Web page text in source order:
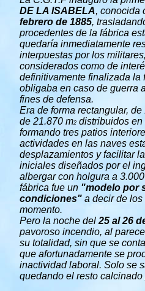
DE LA ISABELA, conocida
febrero de 1885,
procedentes de la fábrica
quedaría inmediatamente
interpuestas por los
considerados como de
definitivamente finalizada la
obligaba en caso de guerra
fines de defensa.
Era de forma rectangular,
de 21.870 m2 distribuidos
formando tres patios
actividades en las naves
desplazamientos y facilitar
iniciales diseñados por el
albergar con holgura a
fábrica fue un "modelo por
condiciones" a decir de
momento.
Pero la noche del 25 al 26
pavoroso incendio, al
su totalidad, sin que se
que afortunadamente se
inactividad laboral. Solo se
quedando el resto calcinado